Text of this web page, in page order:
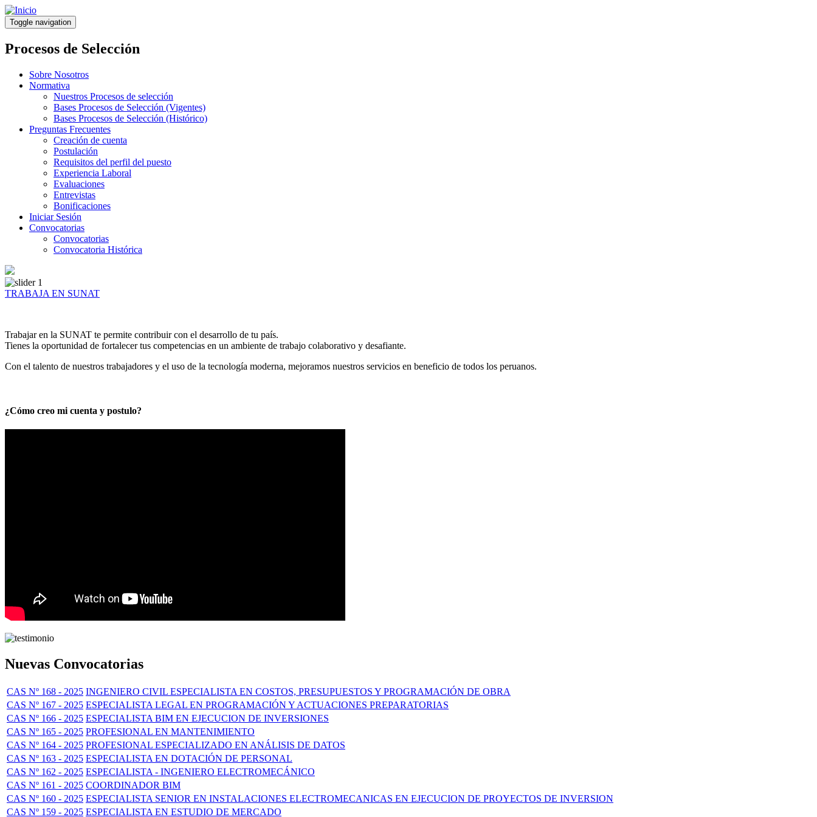
Pasar
al
contenido
principal
Toggle navigation
Procesos de Selección
Sobre Nosotros
Normativa
Nuestros Procesos de selección
Bases Procesos de Selección (Vigentes)
Bases Procesos de Selección (Histórico)
Preguntas Frecuentes
Creación de cuenta
Postulación
Requisitos del perfil del puesto
Experiencia Laboral
Evaluaciones
Entrevistas
Bonificaciones
Iniciar Sesión
Convocatorias
Convocatorias
Convocatoria Histórica
TRABAJA EN SUNAT
Trabajar en la SUNAT te permite contribuir con el desarrollo de tu país.
Tienes la oportunidad de fortalecer tus competencias en un ambiente de trabajo colaborativo y desafiante.
Con el talento de nuestros trabajadores y el uso de la tecnología moderna, mejoramos nuestros servicios en beneficio de todos los peruanos.
¿Cómo creo mi cuenta y postulo?
Nuevas Convocatorias
CAS Nº 168 - 2025 INGENIERO CIVIL ESPECIALISTA EN COSTOS, PRESUPUESTOS Y PROGRAMACIÓN DE OBRA
CAS Nº 167 - 2025 ESPECIALISTA LEGAL EN PROGRAMACIÓN Y ACTUACIONES PREPARATORIAS
CAS Nº 166 - 2025 ESPECIALISTA BIM EN EJECUCION DE INVERSIONES
CAS Nº 165 - 2025 PROFESIONAL EN MANTENIMIENTO
CAS Nº 164 - 2025 PROFESIONAL ESPECIALIZADO EN ANÁLISIS DE DATOS
CAS Nº 163 - 2025 ESPECIALISTA EN DOTACIÓN DE PERSONAL
CAS Nº 162 - 2025 ESPECIALISTA - INGENIERO ELECTROMECÁNICO
CAS Nº 161 - 2025 COORDINADOR BIM
CAS Nº 160 - 2025 ESPECIALISTA SENIOR EN INSTALACIONES ELECTROMECANICAS EN EJECUCION DE PROYECTOS DE INVERSION
CAS Nº 159 - 2025 ESPECIALISTA EN ESTUDIO DE MERCADO